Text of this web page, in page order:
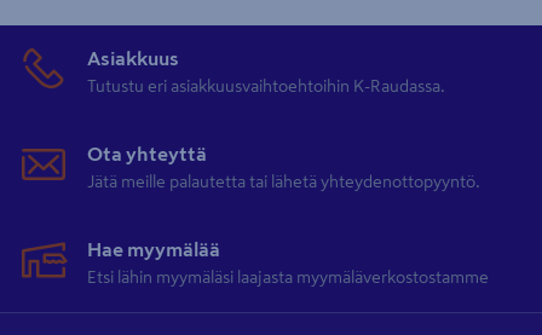
Asiakkuus
Tutustu eri asiakkuusvaihtoehtoihin K-Raudassa.
Ota yhteyttä
Jätä meille palautetta tai lähetä yhteydenottopyyntö.
Hae myymälää
Etsi lähin myymäläsi laajasta myymäläverkostostamme